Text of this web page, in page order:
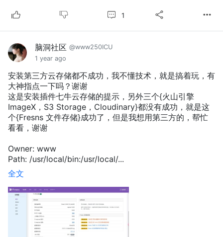
1
脑洞社区 @www250ICU
1 year ago
安装第三方云存储都不成功，我不懂技术，就是搞着玩，有
大神指点一下吗？谢谢
这是安装插件七牛云存储的提示，另外三个{火山引擎
ImageX，S3 Storage，Cloudinary}都没有成功，就是这
个{Fresns 文件存储}成功了，但是我想用第三方的，帮忙
看看，谢谢
Owner: www
Path: /usr/local/bin:/usr/local/...
全文